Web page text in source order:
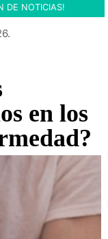
DE NOTICIAS!
en los